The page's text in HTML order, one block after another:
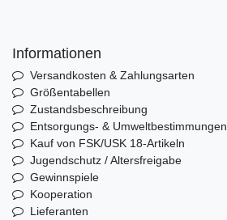
Informationen
Versandkosten & Zahlungsarten
Größentabellen
Zustandsbeschreibung
Entsorgungs- & Umweltbestimmungen
Kauf von FSK/USK 18-Artikeln
Jugendschutz / Altersfreigabe
Gewinnspiele
Kooperation
Lieferanten